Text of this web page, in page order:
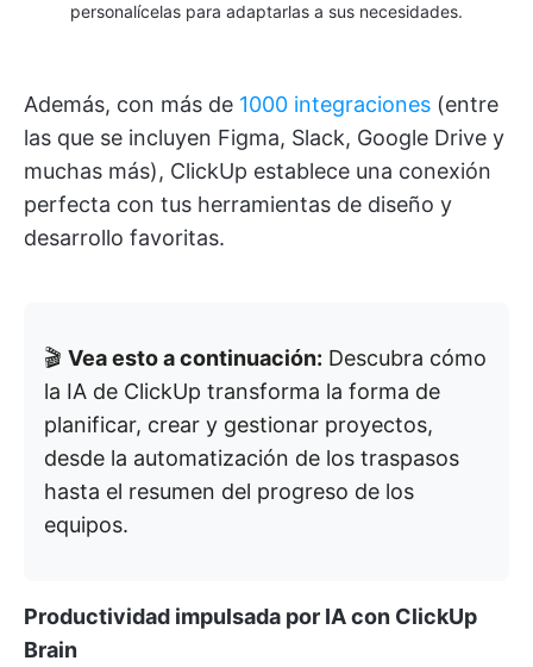
personalícelas para adaptarlas a sus necesidades.
Además, con más de 1000 integraciones (entre
las que se incluyen Figma, Slack, Google Drive y
muchas más), ClickUp establece una conexión
perfecta con tus herramientas de diseño y
desarrollo favoritas.
🎬 Vea esto a continuación: Descubra cómo
la IA de ClickUp transforma la forma de
planificar, crear y gestionar proyectos,
desde la automatización de los traspasos
hasta el resumen del progreso de los
equipos.
Productividad impulsada por IA con ClickUp
Brain